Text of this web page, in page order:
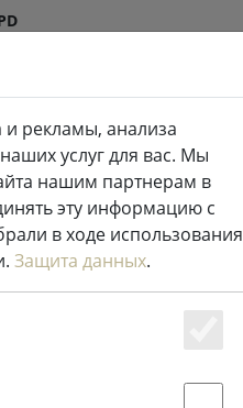
RU
Жизн
ь
Ванная
комната
и рекламы, анализа
услуг для вас. Мы
нашим партнерам в
эту информацию с
в ходе использования
Защита данных.